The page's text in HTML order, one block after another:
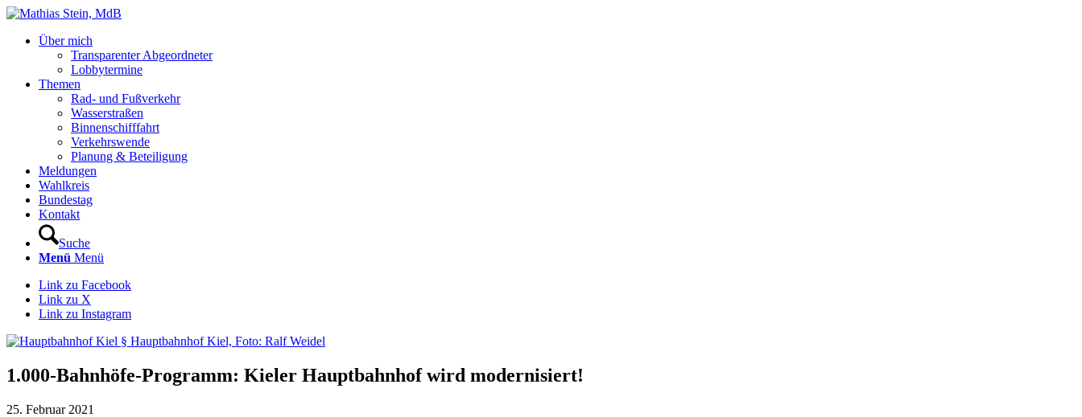
Über mich
Transparenter Abgeordneter
Lobbytermine
Themen
Rad- und Fußverkehr
Wasserstraßen
Binnenschifffahrt
Verkehrswende
Planung & Beteiligung
Meldungen
Wahlkreis
Bundestag
Kontakt
Suche
Menü Menü
Link zu Facebook
Link zu X
Link zu Instagram
1.000-Bahnhöfe-Programm: Kieler Hauptbahnhof wird modernisiert!
25. Februar 2021